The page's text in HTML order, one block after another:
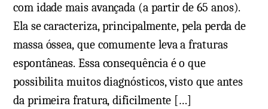
com idade mais avançada (a partir de 65 anos).
Ela se caracteriza, principalmente, pela perda de
massa óssea, que comumente leva a fraturas
espontâneas. Essa consequência é o que
possibilita muitos diagnósticos, visto que antes
da primeira fratura, dificilmente […]